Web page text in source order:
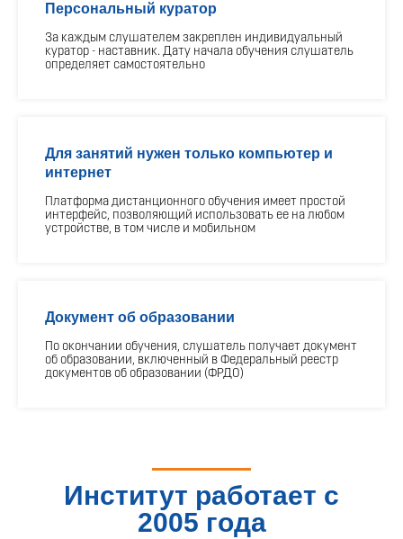
Персональный куратор
За каждым слушателем закреплен индивидуальный
куратор - наставник. Дату начала обучения слушатель
определяет самостоятельно
Для занятий нужен только компьютер и
интернет
Платформа дистанционного обучения имеет простой
интерфейс, позволяющий использовать ее на любом
устройстве, в том числе и мобильном
Документ об образовании
По окончании обучения, слушатель получает документ
об образовании, включенный в Федеральный реестр
документов об образовании (ФРДО)
Институт работает с
2005 года